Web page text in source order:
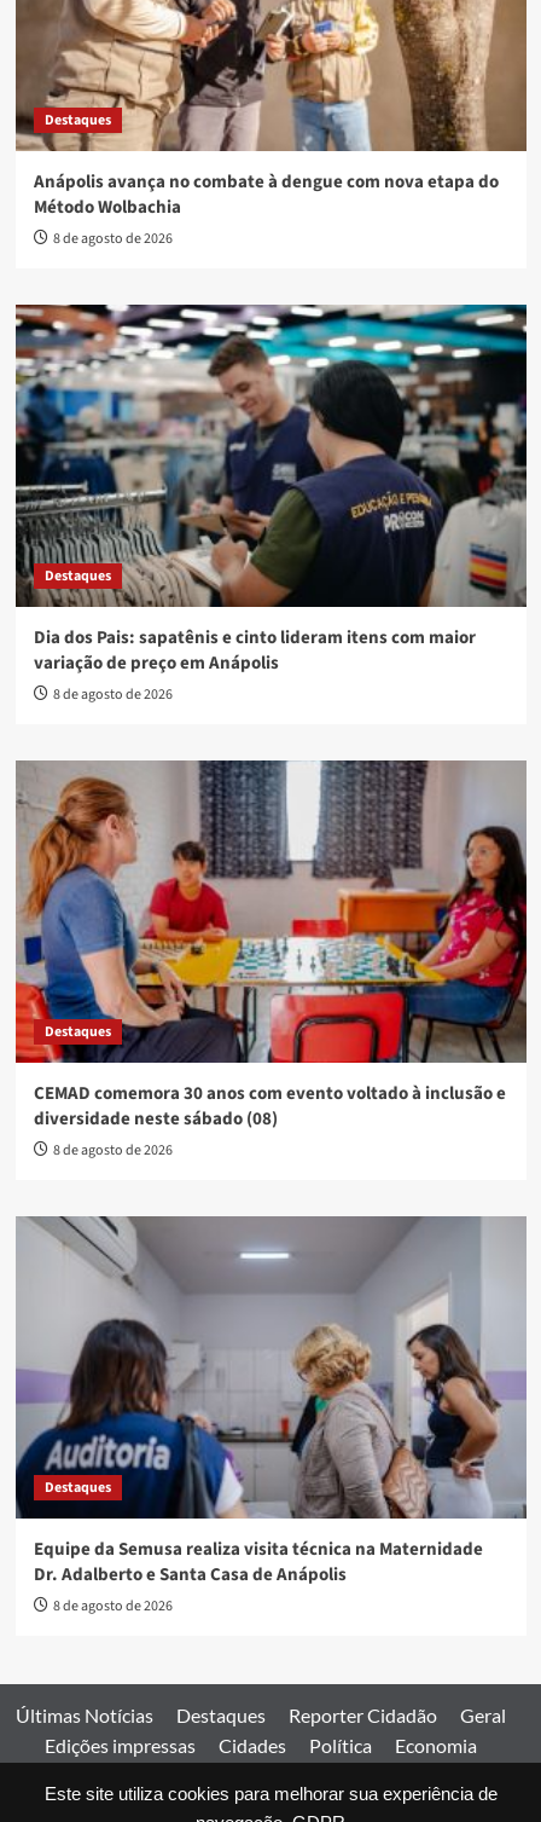
Este site utiliza cookies para melhorar sua experiência de
Destaques
Anápolis avança no combate à dengue com nova etapa do
Método Wolbachia
8 de agosto de 2026
Destaques
Dia dos Pais: sapatênis e cinto lideram itens com maior
variação de preço em Anápolis
8 de agosto de 2026
Destaques
CEMAD comemora 30 anos com evento voltado à inclusão e
diversidade neste sábado (08)
8 de agosto de 2026
Destaques
Equipe da Semusa realiza visita técnica na Maternidade
Dr. Adalberto e Santa Casa de Anápolis
8 de agosto de 2026
Últimas Notícias Destaques Reporter Cidadão
Geral
Edições impressas
Cidades Política
Economia
Comercial
Edições impressas Expediente Home